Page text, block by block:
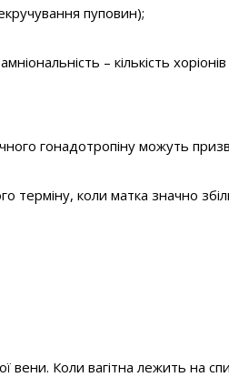
пуповин);
– кількість
гонадотропіну можуть
терміну, коли матка значно
Коли вагітна лежить на